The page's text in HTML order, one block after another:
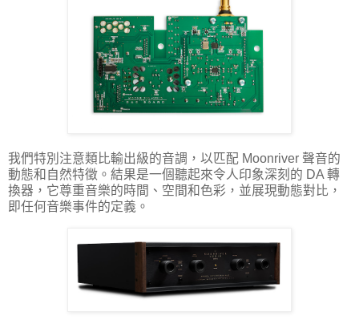
我們特別注意類比輸出級的音調，以匹配 Moonriver 聲音的
動態和自然特徵。結果是一個聽起來令人印象深刻的 DA 轉
換器，它尊重音樂的時間、空間和色彩，並展現動態對比，
即任何音樂事件的定義。